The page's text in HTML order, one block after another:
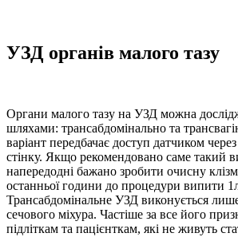
УЗД органів малого тазу
Органи малого тазу на УЗД можна
шляхами: трансабдомінально та
варіант передбачає доступ датчиком
стінку. Якщо рекомендовано саме такий
напередодні бажано зробити очисну
останньої години до процедури випити
Трансабдомінальне УЗД виконується
сечового міхура. Частіше за все його
підліткам та пацієнткам, які не живуть